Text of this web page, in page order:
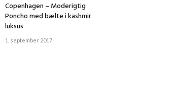
Copenhagen – Moderigtig
Poncho med bælte i kashmir
luksus
1. september 2017